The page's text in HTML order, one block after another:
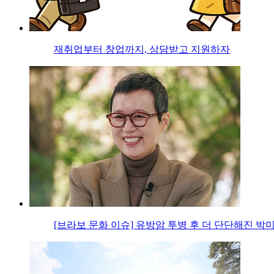
재취업부터 창업까지, 상담받고 지원하자
[브라보 문화 이슈] 유방암 투병 후 더 단단해진 박